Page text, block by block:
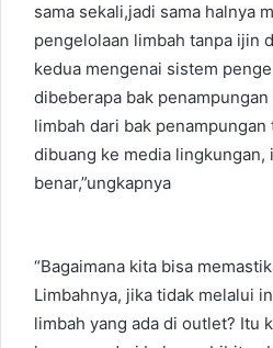
sama sekali,jadi sama halnya
pengelolaan limbah tanpa ijin
kedua mengenai sistem
dibeberapa bak
limbah dari bak
dibuang ke media lingkungan,
benar,”ungkapnya
“Bagaimana kita bisa
Limbahnya, jika tidak melalui
limbah yang ada di outlet? Itu